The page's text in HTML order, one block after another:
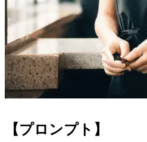
【プロンプト】